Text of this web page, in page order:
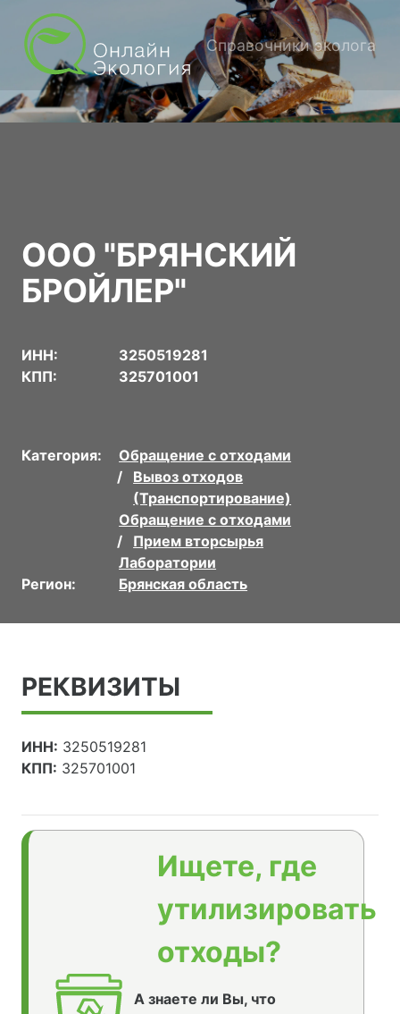
Справочники эколога
ООО "БРЯНСКИЙ
БРОЙЛЕР"
ИНН:
3250519281
КПП:
325701001
Категория:
Обращение с отходами
Вывоз отходов
(Транспортирование)
Обращение с отходами
Прием вторсырья
Лаборатории
Регион:
Брянская область
РЕКВИЗИТЫ
ИНН: 3250519281
КПП: 325701001
Ищете, где
утилизировать
отходы?
А знаете ли Вы, что